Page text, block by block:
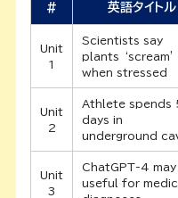
# 英語タイトル
Unit
1
Scientists say
plants ‘scream’
when stressed
Unit
2
Athlete spends
days in
underground
Unit
3
ChatGPT-4
useful for